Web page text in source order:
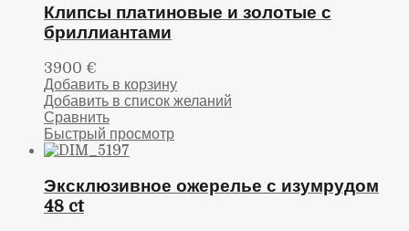
Клипсы платиновые и золотые с
бриллиантами
3900 €
Добавить в корзину
Добавить в список желаний
Сравнить
Быстрый просмотр
Эксклюзивное ожерелье с изумрудом
48 ct